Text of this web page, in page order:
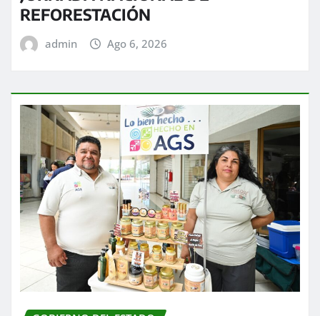
REFORESTACIÓN
admin Ago 6, 2026